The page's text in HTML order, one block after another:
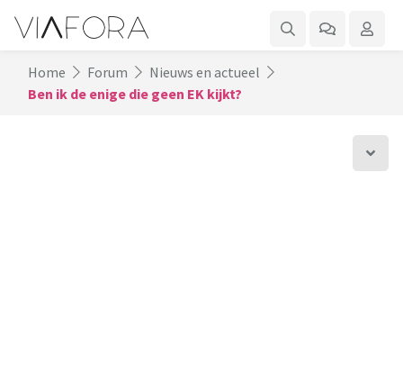
Home Forum
Nieuws en actueel
Ben ik de enige die geen EK kijkt?